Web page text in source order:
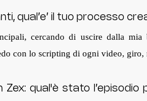
qual’e’ il tuo processo
cercando di uscire dalla
con lo scripting di ogni video,
qual'è stato l’episodio